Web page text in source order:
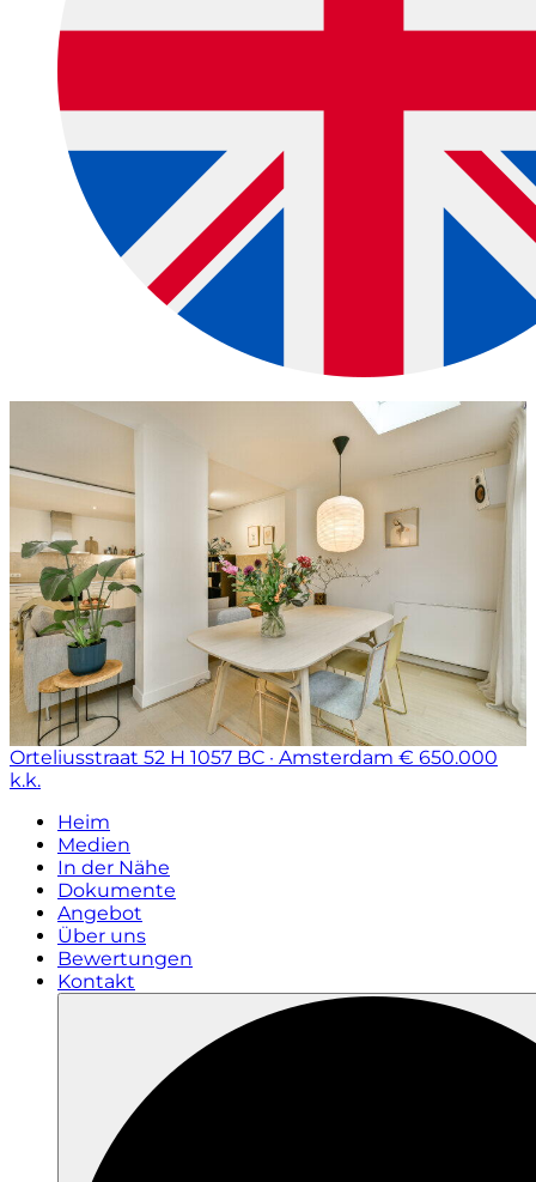
Orteliusstraat 52 H 1057 BC · Amsterdam € 650.000
k.k.
Heim
Medien
In der Nähe
Dokumente
Angebot
Über uns
Bewertungen
Kontakt